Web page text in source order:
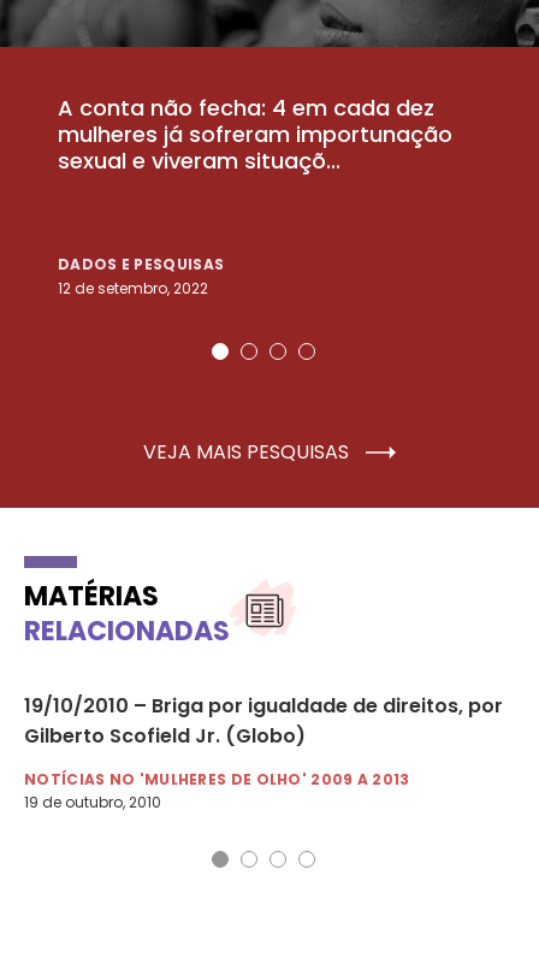
A conta não fecha: 4 em cada dez
mulheres já sofreram importunação
sexual e viveram situaçõ...
DADOS E PESQUISAS
12 de setembro, 2022
VEJA MAIS PESQUISAS
MATÉRIAS
RELACIONADAS
19/10/2010 – Briga por igualdade de direitos, por
Gilberto Scofield Jr. (Globo)
NOTÍCIAS NO 'MULHERES DE OLHO' 2009 A 2013
19 de outubro, 2010